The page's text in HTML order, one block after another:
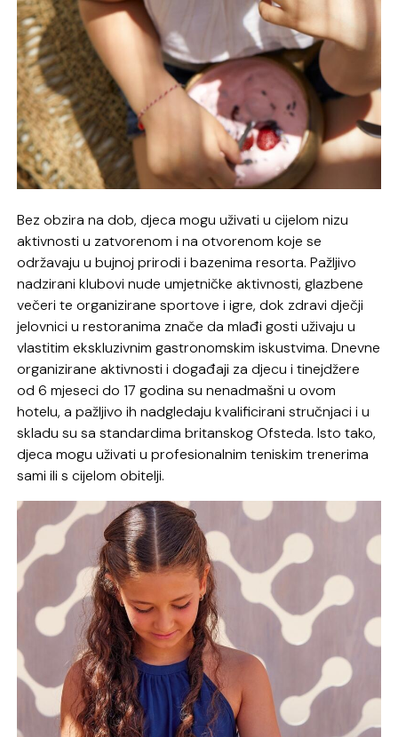
Bez obzira na dob, djeca mogu uživati u cijelom nizu
aktivnosti u zatvorenom i na otvorenom koje se
održavaju u bujnoj prirodi i bazenima resorta. Pažljivo
nadzirani klubovi nude umjetničke aktivnosti, glazbene
večeri te organizirane sportove i igre, dok zdravi dječji
jelovnici u restoranima znače da mlađi gosti uživaju u
vlastitim ekskluzivnim gastronomskim iskustvima. Dnevne
organizirane aktivnosti i događaji za djecu i tinejdžere
od 6 mjeseci do 17 godina su nenadmašni u ovom
hotelu, a pažljivo ih nadgledaju kvalificirani stručnjaci i u
skladu su sa standardima britanskog Ofsteda. Isto tako,
djeca mogu uživati ​​u profesionalnim teniskim trenerima
sami ili s cijelom obitelji.